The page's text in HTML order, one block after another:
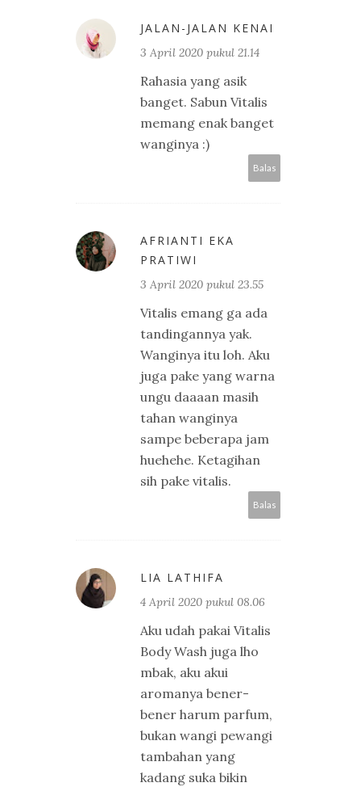
JALAN-JALAN KENAI
3 April 2020 pukul 21.14
Rahasia yang asik
banget. Sabun Vitalis
memang enak banget
wanginya :)
Balas
AFRIANTI EKA
PRATIWI
3 April 2020 pukul 23.55
Vitalis emang ga ada
tandingannya yak.
Wanginya itu loh. Aku
juga pake yang warna
ungu daaaan masih
tahan wanginya
sampe beberapa jam
huehehe. Ketagihan
sih pake vitalis.
Balas
LIA LATHIFA
4 April 2020 pukul 08.06
Aku udah pakai Vitalis
Body Wash juga lho
mbak, aku akui
aromanya bener-
bener harum parfum,
bukan wangi pewangi
tambahan yang
kadang suka bikin